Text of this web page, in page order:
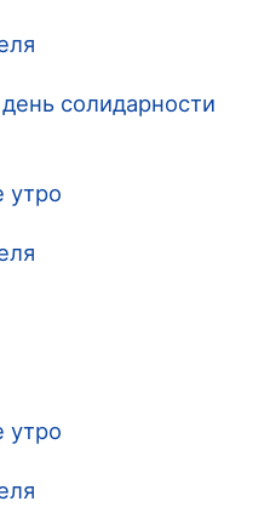
солидарности
утро
утро